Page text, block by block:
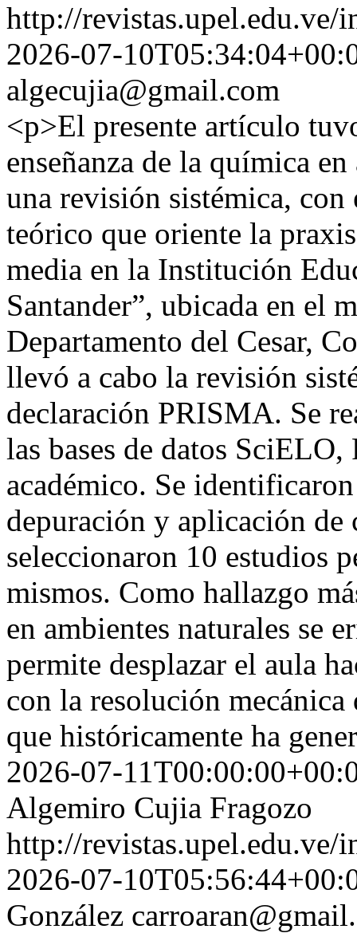
http://
2026-07-
algecujia@gmail.com
<p>El presente artículo
enseñanza de la química
una revisión sistémica,
teórico que oriente la
media en la Institución
Santander”, ubicada en el
Departamento del Cesar,
llevó a cabo la revisión
declaración PRISMA. Se
las bases de datos
académico. Se
depuración y aplicación
seleccionaron 10 estudios
mismos. Como hallazgo
en ambientes naturales se
permite desplazar el aula
con la resolución
que históricamente ha
2026-07-
Algemiro Cujia Fragozo
http://
2026-07-
González